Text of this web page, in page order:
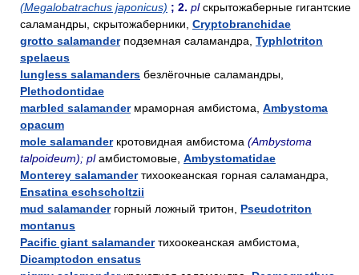
(Megalobatrachus japonicus) ; 2. pl скрытожаберные гигантские
саламандры, скрытожаберники, Cryptobranchidae
grotto salamander подземная саламандра, Typhlotriton
spelaeus
lungless salamanders безлёгочные саламандры,
Plethodontidae
marbled salamander мраморная амбистома, Ambystoma
opacum
mole salamander кротовидная амбистома (Ambystoma
talpoideum); pl амбистомовые, Ambystomatidae
Monterey salamander тихоокеанская горная саламандра,
Ensatina eschscholtzii
mud salamander горный ложный тритон, Pseudotriton
montanus
Pacific giant salamander тихоокеанская амбистома,
Dicamptodon ensatus